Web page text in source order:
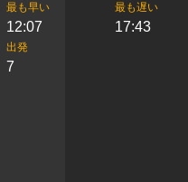
最も早い
12:07
最も遅い
17:43
出発
7